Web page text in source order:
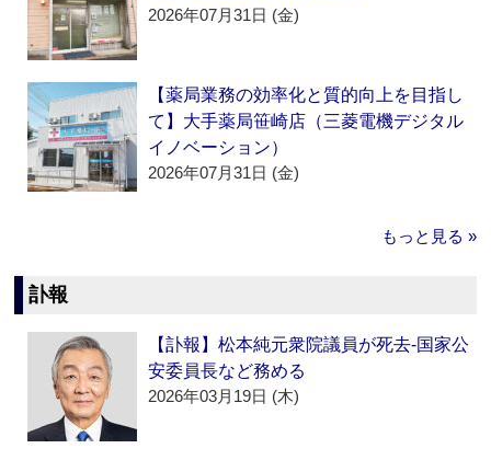
2026年07月31日 (金)
【薬局業務の効率化と質的向上を目指し
て】大手薬局笹崎店（三菱電機デジタル
イノベーション）
2026年07月31日 (金)
もっと見る »
訃報
【訃報】松本純元衆院議員が死去‐国家公
安委員長など務める
2026年03月19日 (木)